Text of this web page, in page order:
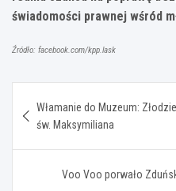
świadomości prawnej wśród
Źródło: facebook.com/kpp.lask
wpisu
Włamanie do Muzeum:
św. Maksymiliana
Voo Voo porwało